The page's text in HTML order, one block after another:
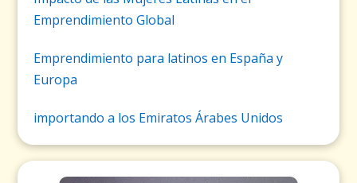
Emprendimiento Global
Emprendimiento para latinos en España y
Europa
importando a los Emiratos Árabes Unidos